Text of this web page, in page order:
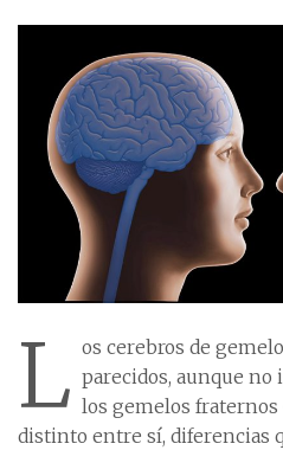
L os cerebros de
parecidos, aunque no
los gemelos fraternos
distinto entre sí, diferencias